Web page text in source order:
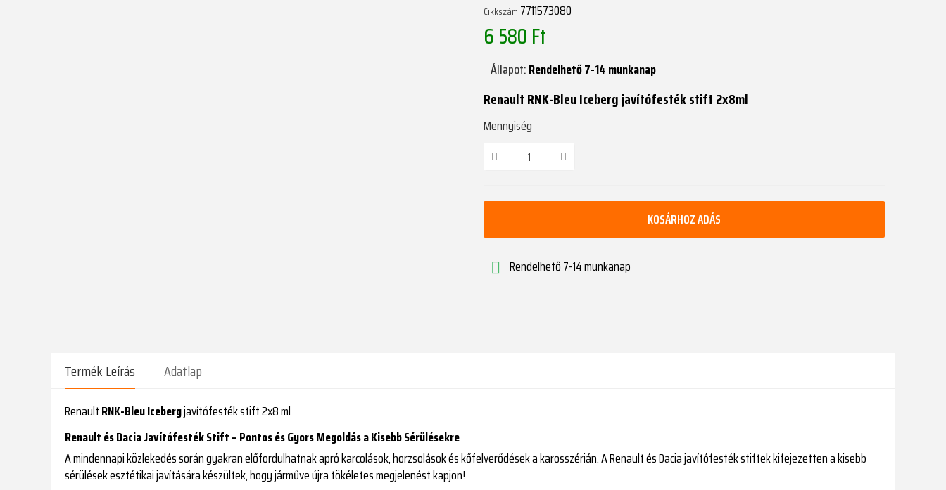
Cikkszám 7711573080
6 580 Ft
Állapot:Rendelhető 7-14 munkanap
Renault RNK-Bleu Iceberg javítófesték stift 2x8ml
Mennyiség
KOSÁRHOZ ADÁS
 Rendelhető 7-14 munkanap
Termék Leírás Adatlap
RenaultRNK-Bleu Icebergjavítófesték stift 2x8 ml
Renault és Dacia Javítófesték Stift – Pontos és Gyors Megoldás a Kisebb Sérülésekre
A mindennapi közlekedés során gyakran előfordulhatnak apró karcolások, horzsolások és kőfelverődések a karosszérián. A Renault és Dacia javítófesték stiftek kifejezetten a kisebb
sérülések esztétikai javítására készültek, hogy járműve újra tökéletes megjelenést kapjon!